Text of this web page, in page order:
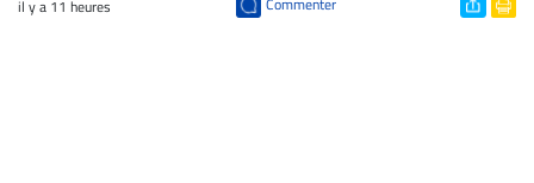
il y a 11 heures